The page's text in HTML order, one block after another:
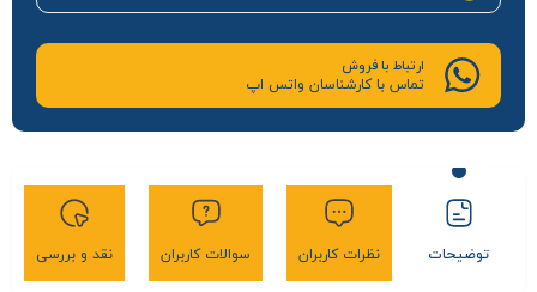
ارتباط با فروش
تماس با کارشناسان واتس اپ
توضیحات نظرات کاربران سوالات کاربران نقد و بررسی